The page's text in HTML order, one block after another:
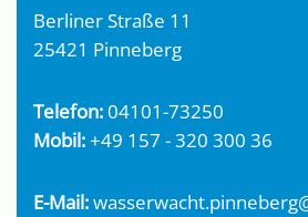
Berliner Straße 11
25421 Pinneberg
Telefon:04101-73250
Mobil:+49 157 - 320 300 36
E-Mail: